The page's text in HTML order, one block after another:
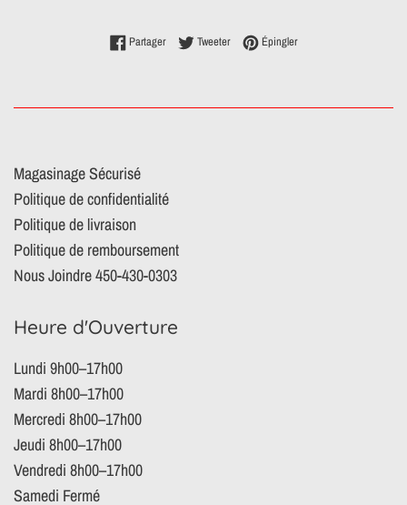
PartagerPartager sur Facebook
TweeterTweeter sur Twitter
ÉpinglerÉpingler sur Pinterest
Magasinage Sécurisé
Politique de confidentialité
Politique de livraison
Politique de remboursement
Nous Joindre 450-430-0303
Heure d'Ouverture
Lundi 9h00–17h00
Mardi 8h00–17h00
Mercredi 8h00–17h00
Jeudi 8h00–17h00
Vendredi 8h00–17h00
Samedi Fermé